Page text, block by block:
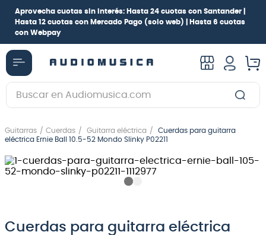
Aprovecha cuotas sin interés: Hasta 24 cuotas con Santander |
Hasta 12 cuotas con Mercado Pago (solo web) |
Hasta 6 cuotas
con Webpay
Buscar en Audiomusica.com
Guitarras Cuerdas Guitarra eléctrica
Cuerdas para guitarra
eléctrica Ernie Ball 10.5-52 Mondo Slinky P02211
Cuerdas para guitarra eléctrica
1.
guitarra electrica
2.
bajo
guitarra electroacústica
5 .
amplificador